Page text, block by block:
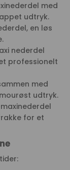
med
udtryk.
en løs
nederdel
professionelt
med
udtryk.
for et